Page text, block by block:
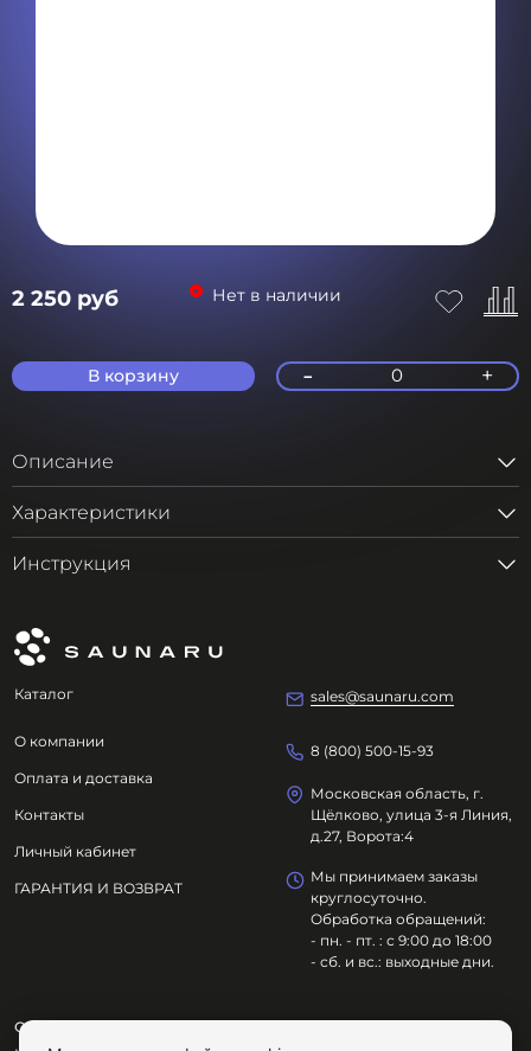
2 250 руб Нет в наличии
В корзину - 0 +
Описание
Характеристики
Инструкция
Каталог
О компании
Оплата и доставка
Контакты
Личный кабинет
ГАРАНТИЯ И ВОЗВРАТ
sales@saunaru.com
8 (800) 500-15-93
Московская область, г.
Щёлково, улица 3-я Линия,
д.27, Ворота:4
Мы принимаем заказы
круглосуточно.
Обработка обращений:
- пн. - пт. : с 9:00 до 18:00
- сб. и вс.: выходные дни.
ООО "ОЗДОРОВИТЕЛЬНЫЕ ТЕХНОЛОГИИ"